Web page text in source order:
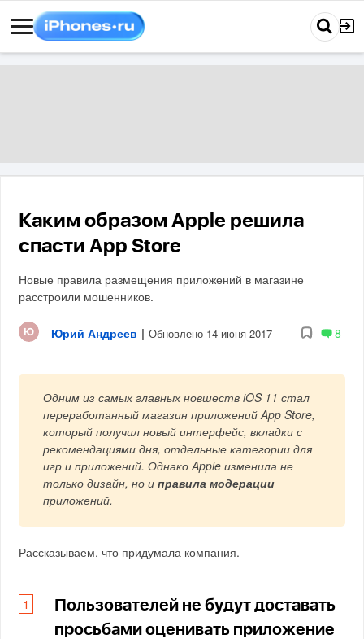
Каким образом Apple решила
спасти App Store
Новые правила размещения приложений в магазине
расстроили мошенников.
Юрий Андреев | Обновлено 14 июня 2017 8
Одним из самых главных новшеств iOS 11 стал
переработанный магазин приложений App Store,
который получил новый интерфейс, вкладки с
рекомендациями дня, отдельные категории для
игр и приложений. Однако Apple изменила не
только дизайн, но иправила модерации
приложений.
Рассказываем, что придумала компания.
Пользователей не будут доставать
просьбами оценивать приложение